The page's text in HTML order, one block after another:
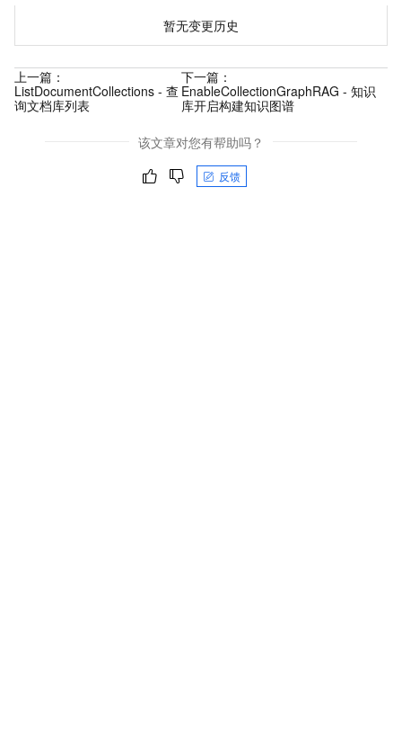
暂无变更历史
上一篇：
ListDocumentCollections - 查
询文档库列表
下一篇：
EnableCollectionGraphRAG - 知识
库开启构建知识图谱
该文章对您有帮助吗？
反馈